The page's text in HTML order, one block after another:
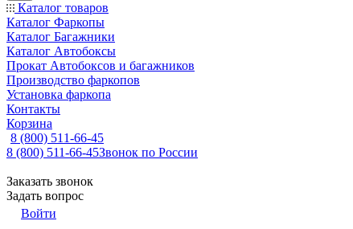
Каталог товаров
Каталог Фаркопы
Каталог Багажники
Каталог Автобоксы
Прокат Автобоксов и багажников
Производство фаркопов
Установка фаркопа
Контакты
Корзина
8 (800) 511-66-45
8 (800) 511-66-45Звонок по России
Заказать звонок
Задать вопрос
Войти